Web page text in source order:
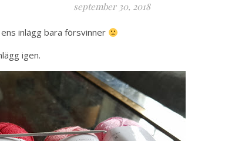
september 30, 2018
inlägg bara försvinner
igen.